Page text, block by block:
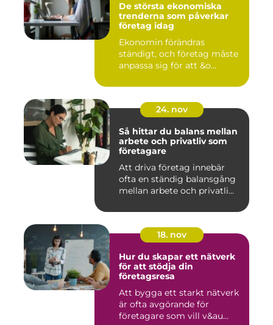
De största ekonomiska
trenderna som påverkar
företag idag
Ekonomin förändras
ständigt, och företag måste
anpassa sig för att &o...
24. nov
Så hittar du balans mellan
arbete och privatliv som
företagare
Att driva företag innebär
ofta en ständig balansgång
mellan arbete och privatli...
18. nov
Hur du skapar ett nätverk
för att stödja din
företagsresa
Att bygga ett starkt nätverk
är ofta avgörande för
företagare som vill v&au...